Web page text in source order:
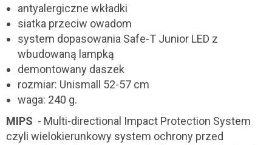
antyalergiczne wkładki
siatka przeciw owadom
system dopasowania Safe-T Junior LED z
wbudowaną lampką
demontowany daszek
rozmiar: Unismall 52-57 cm
waga: 240 g.
MIPS - Multi-directional Impact Protection System
czyli wielokierunkowy system ochrony przed